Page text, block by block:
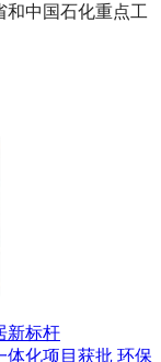
和中国石化重点工
新标杆
体化项目获批 环保